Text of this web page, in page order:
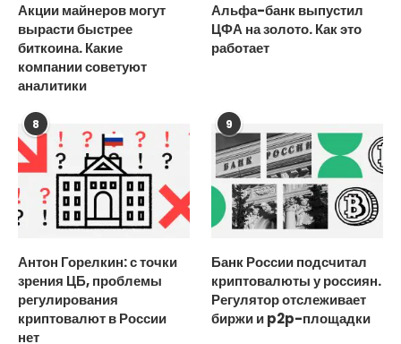
Акции майнеров могут
вырасти быстрее
биткоина. Какие
компании советуют
аналитики
Альфа-банк выпустил
ЦФА на золото. Как это
работает
8
Антон Горелкин: с точки
зрения ЦБ, проблемы
регулирования
криптовалют в России
нет
9
Банк России подсчитал
криптовалюты у россиян.
Регулятор отслеживает
биржи и p2p-площадки